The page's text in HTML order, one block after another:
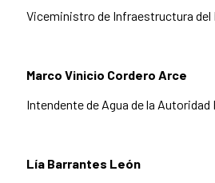
Viceministro de Infraestructura del
Marco Vinicio Cordero Arce
Intendente de Agua de la
Lía Barrantes León